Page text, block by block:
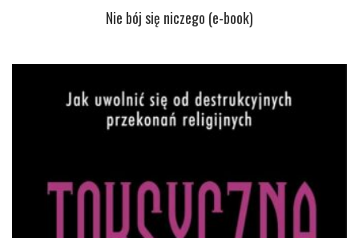
Nie bój się niczego (e-book)